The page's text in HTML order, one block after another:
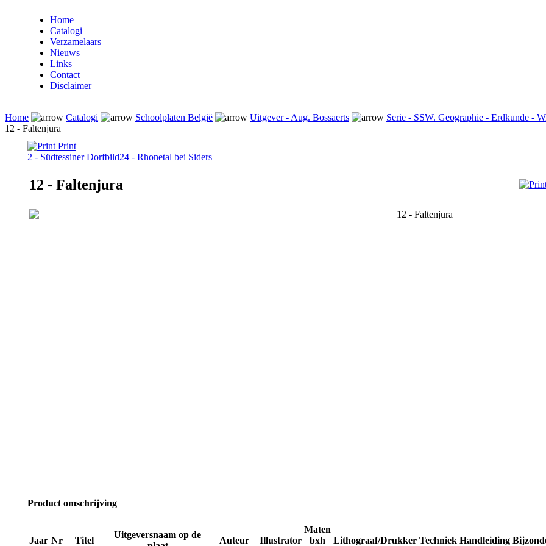
Home
Catalogi
Verzamelaars
Nieuws
Links
Contact
Disclaimer
Home Catalogi Schoolplaten België Uitgever - Aug. Bossaerts
Serie - SSW. Geographie - Erdkunde -
12 - Faltenjura
Print
2 - Südtessiner Dorfbild24 - Rhonetal bei Siders
12 - Faltenjura
12 - Faltenjura
Product omschrijving
Jaar Nr Titel
Uitgeversnaam op de
Auteur Illustrator
Maten
bxh
Lithograaf/Drukker Techniek Handleiding